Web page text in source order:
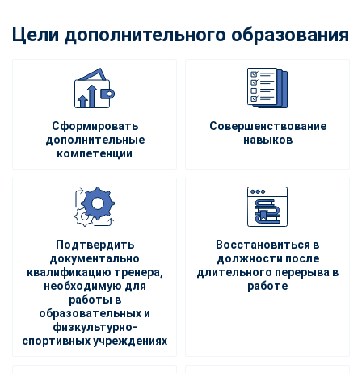
Цели дополнительного образования
Сформировать
дополнительные
компетенции
Совершенствование
навыков
Подтвердить
документально
квалификацию тренера,
необходимую для
работы в
образовательных и
физкультурно-
спортивных учреждениях
Восстановиться в
должности после
длительного перерыва в
работе